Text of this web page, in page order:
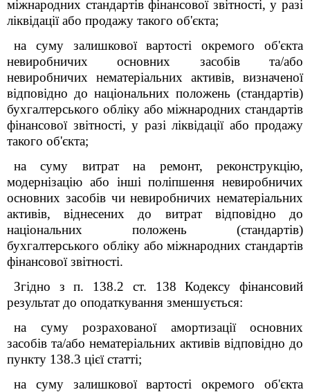
міжнародних стандартів фінансової звітності, у разі
ліквідації або продажу такого об'єкта;
на суму залишкової вартості окремого об'єкта
невиробничих основних засобів та/або
невиробничих нематеріальних активів, визначеної
відповідно до національних положень (стандартів)
бухгалтерського обліку або міжнародних стандартів
фінансової звітності, у разі ліквідації або продажу
такого об'єкта;
на суму витрат на ремонт, реконструкцію,
модернізацію або інші поліпшення невиробничих
основних засобів чи невиробничих нематеріальних
активів, віднесених до витрат відповідно до
національних положень (стандартів)
бухгалтерського обліку або міжнародних стандартів
фінансової звітності.
Згідно з п. 138.2 ст. 138 Кодексу фінансовий
результат до оподаткування зменшується:
на суму розрахованої амортизації основних
засобів та/або нематеріальних активів відповідно до
пункту 138.3 цієї статті;
на суму залишкової вартості окремого об'єкта